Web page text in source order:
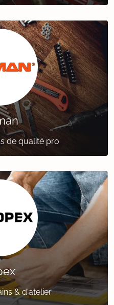
de qualité pro
& d'atelier